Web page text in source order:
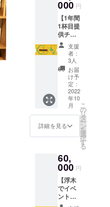
際に
予約時
にチ
ケット
利用の
旨とお
名前を
お伝え
下さ
い。 ＊
電話or
浮木
ホーム
からお
問い合
す。 ＊
予約状
況によ
り希望
日が満
室と
チェッ
クイン
まで ・
人数：1
チケッ
トで最
大2名ま
で宿泊
が可能
＊予約
の際に
必要と
なりま
すの
で、備
考欄に
願い致
しま
宿泊チ
ケット
を利用
利用も
ある浮
木。 そ
んな浮
木に1ヶ
月ス
タッフ
として
滞在し
て、過
ごすチ
ケット
を提供
しま
す。 ・
予約受
日から
・有効
期限：
2023年
10月末
日まで
000 円
【1年間
1杯目提
供チ
ケッ
ト】 1
年間浮
木に訪
れた時
は、
バーカ
ウン
ターに
て1杯目
を提供
致しま
す。 有
限：
2022年
10月16
日-2023
年10月
16日 ＊
支援
者：
3人
お届
け予
定：
2022
年10
月
詳細を見る
こ
の
リ
タ
ー
ン
を
選
択
す
る
60,
000 円
【浮木
でイベ
ントや
ワーク